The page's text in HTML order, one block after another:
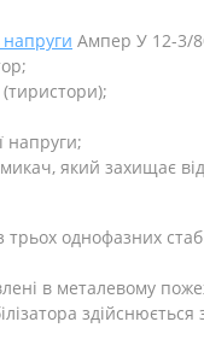
напруги Ампер У 12-3/
напруги;
який захищає
трьох однофазних
в металевому